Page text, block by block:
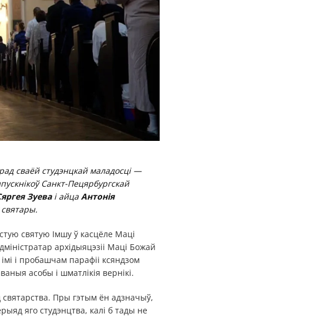
сваёй студэнцкай маладосці —
Санкт-Пецярбургскай
Зуеваі айца Антонія
святары.
святую Імшу ў касцёле Маці
архідыяцэзіі Маці Божай
і пробашчам парафіі ксяндзом
асобы і шматлікія вернікі.
святарства. Пры гэтым ён адзначыў,
яго студэнцтва, калі б тады не